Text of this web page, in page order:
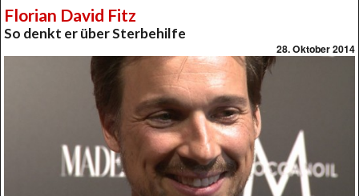
Florian David Fitz
So denkt er über Sterbehilfe
28. Oktober 2014